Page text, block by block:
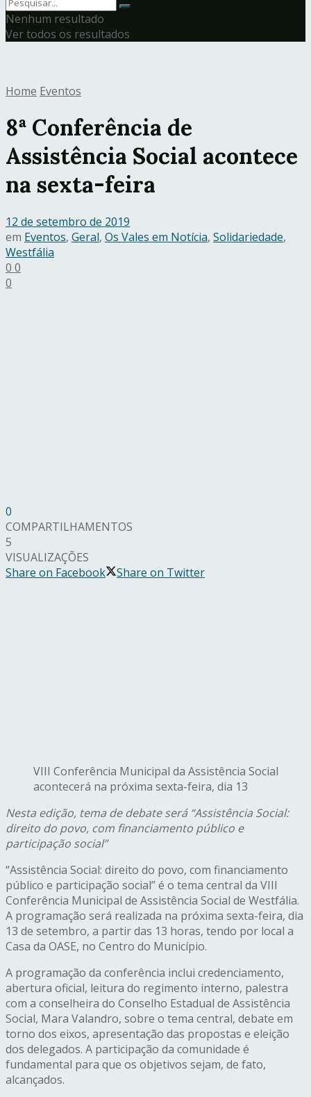
Nenhum resultado
Ver todos os resultados
Home Eventos
8ª Conferência de
Assistência Social acontece
na sexta-feira
12 de setembro de 2019
em Eventos, Geral, Os Vales em Notícia, Solidariedade,
Westfália
0 0
0
0
COMPARTILHAMENTOS
5
VISUALIZAÇÕES
Share on Facebook
Share on Twitter
VIII Conferência Municipal da Assistência Social
acontecerá na próxima sexta-feira, dia 13
Nesta edição, tema de debate será “Assistência Social:
direito do povo, com financiamento público e
participação social”
“Assistência Social: direito do povo, com financiamento
público e participação social” é o tema central da VIII
Conferência Municipal de Assistência Social de Westfália.
A programação será realizada na próxima sexta-feira, dia
13 de setembro, a partir das 13 horas, tendo por local a
Casa da OASE, no Centro do Município.
A programação da conferência inclui credenciamento,
abertura oficial, leitura do regimento interno, palestra
com a conselheira do Conselho Estadual de Assistência
Social, Mara Valandro, sobre o tema central, debate em
torno dos eixos, apresentação das propostas e eleição
dos delegados. A participação da comunidade é
fundamental para que os objetivos sejam, de fato,
alcançados.